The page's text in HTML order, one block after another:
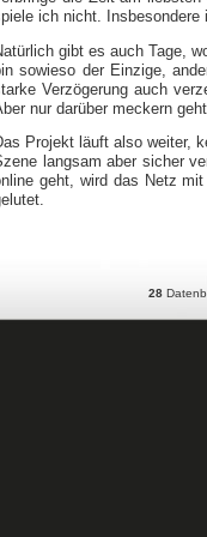
ich nicht.
gibt es auch Tage,
sowieso der Einzige,
Verzögerung auch
nur darüber meckern
Projekt läuft also weiter,
langsam aber sicher
geht, wird das Netz
28